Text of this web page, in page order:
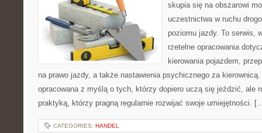
skupia się na obszarowi
uczestnictwa w ruchu
poziomu jazdy. To serwis,
rzetelne opracowania
kierowania pojazdem,
na prawo jazdy, a także nastawienia psychicznego za kierownicą.
opracowana z myślą o tych, którzy dopiero uczą się jeździć, ale
praktyką, którzy pragną regularnie rozwijać swoje umiejętności.
CATEGORIES: HANDEL